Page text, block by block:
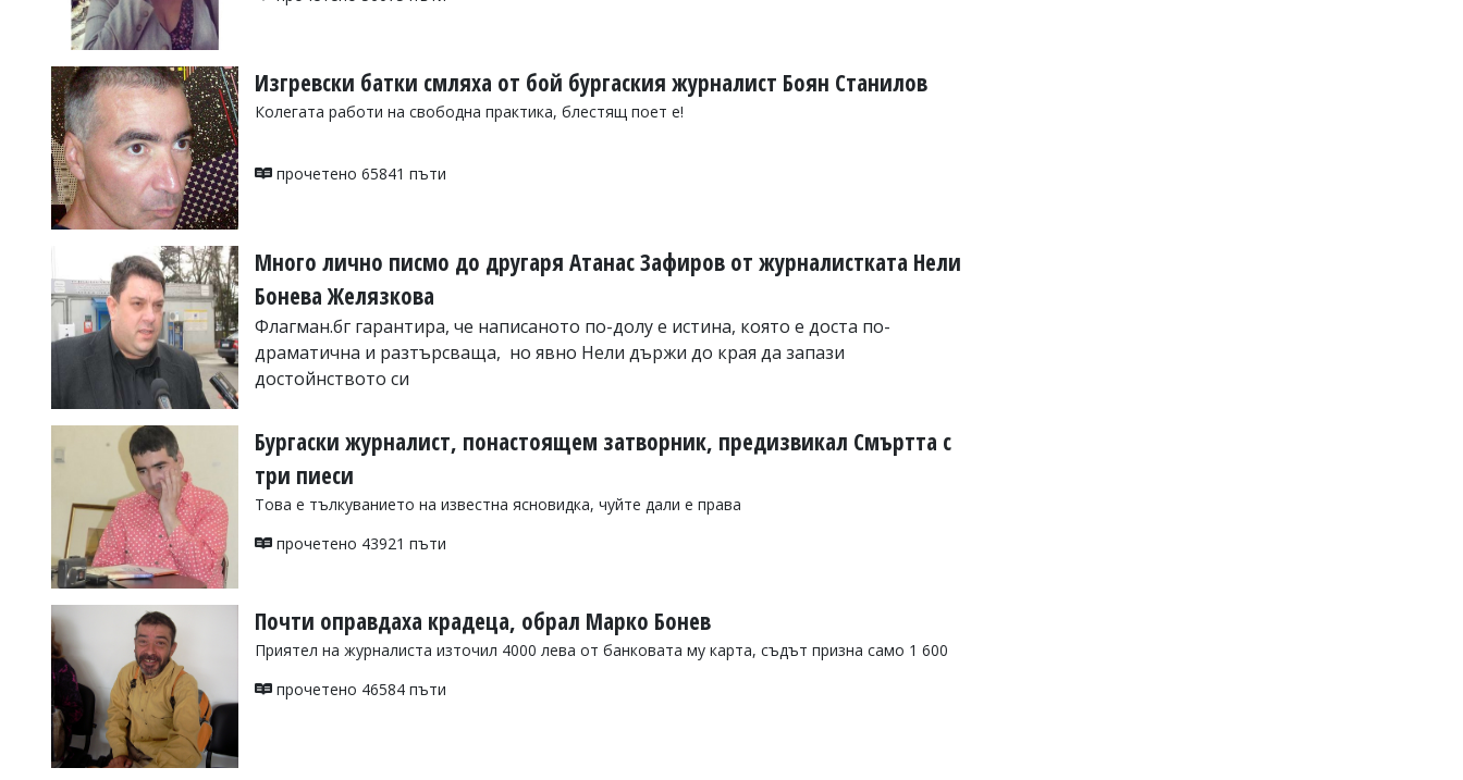
редактор:
office@flagman.bg
Коментарите
статиите
въвеждат
редакцията
отговорност
откриете
обиден
коментар,
сигнализирайте
Изгревски батки смляха от бой бургаския журналист Боян Станилов
Колегата работи на свободна практика, блестящ поет е!
прочетено 65841 пъти
Много лично писмо до другаря Атанас Зафиров от журналистката Нели
Бонева Желязкова
Флагман.бг гарантира, че написаното по-долу е истина, която е доста по-
драматична и разтърсваща, но явно Нели държи до края да запази
достойнството си
Бургаски журналист, понастоящем затворник, предизвикал Смъртта с
три пиеси
Това е тълкуванието на известна ясновидка, чуйте дали е права
прочетено 43921 пъти
Почти оправдаха крадеца, обрал Марко Бонев
Приятел на журналиста източил 4000 лева от банковата му карта, съдът призна само 1 600
прочетено 46584 пъти